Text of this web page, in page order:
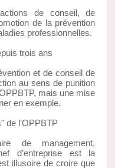
de conseil, de
de la prévention
professionnelles.
trois ans
et de conseil de
au sens de punition
mais une mise
en exemple.
de l’OPPBTP
de management,
d’entreprise est la
illusoire de croire que